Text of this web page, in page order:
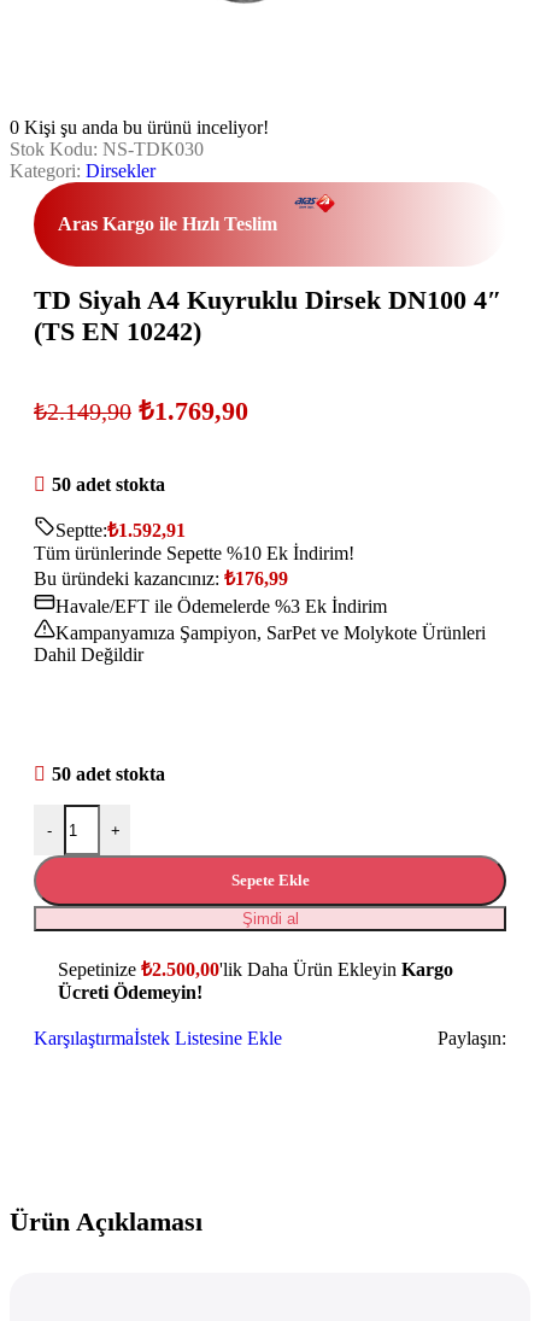
0 Kişi şu anda bu ürünü inceliyor!
Stok Kodu: NS-TDK030
Kategori: Dirsekler
Aras Kargo ile Hızlı Teslim
TD Siyah A4 Kuyruklu Dirsek DN100 4″
(TS EN 10242)
₺2.149,90 ₺1.769,90
50 adet stokta
Septte:₺1.592,91
Tüm ürünlerinde Sepette %10 Ek İndirim!
Bu üründeki kazancınız: ₺176,99
Havale/EFT ile Ödemelerde %3 Ek İndirim
Kampanyamıza Şampiyon, SarPet ve Molykote Ürünleri
Dahil Değildir
50 adet stokta
- +
Sepete Ekle
Şimdi al
Sepetinize ₺2.500,00'lik Daha Ürün Ekleyin Kargo
Ücreti Ödemeyin!
Karşılaştırmaİstek Listesine Ekle Paylaşın:
Ürün Açıklaması